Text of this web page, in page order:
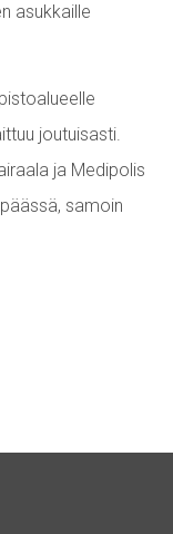
asukkaille
joutuisasti.
ja Medipolis
samoin